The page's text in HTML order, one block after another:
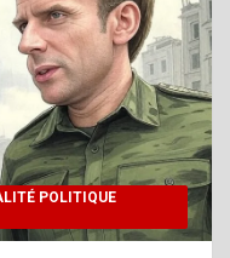
POLITIQUE